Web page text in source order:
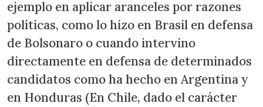
ejemplo en aplicar aranceles por razones
políticas, como lo hizo en Brasil en defensa
de Bolsonaro o cuando intervino
directamente en defensa de determinados
candidatos como ha hecho en Argentina y
en Honduras (En Chile, dado el carácter